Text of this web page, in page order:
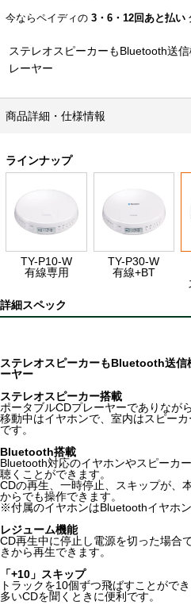
今ならペイディの 3・6・12回あと払い
ステレオスピーカーもBluetooth送
レーヤー
商品詳細・仕様情報
ラインナップ
TY-P10-W
有線専用
TY-P30-W
有線+BT
詳細スペック
ステレオスピーカーもBluetooth送信
ーヤー
ステレオスピーカー搭載
ポータブルCDプレーヤーでありなが
移動中はイヤホンで、室内はスピー
です。
Bluetooth搭載
Bluetooth対応のイヤホンやスピーカ
聴くことができます。
CDの再生、一時停止、スキップが、
からでも操作できます。
※付属のイヤホンはBluetoothイヤホン
レジューム機能
CD再生中に停止し電源を切った場合
きから再生できます。
「+10」スキップ
トラックを10個ずつ飛ばすことがで
多いCDを聞くときに便利です。